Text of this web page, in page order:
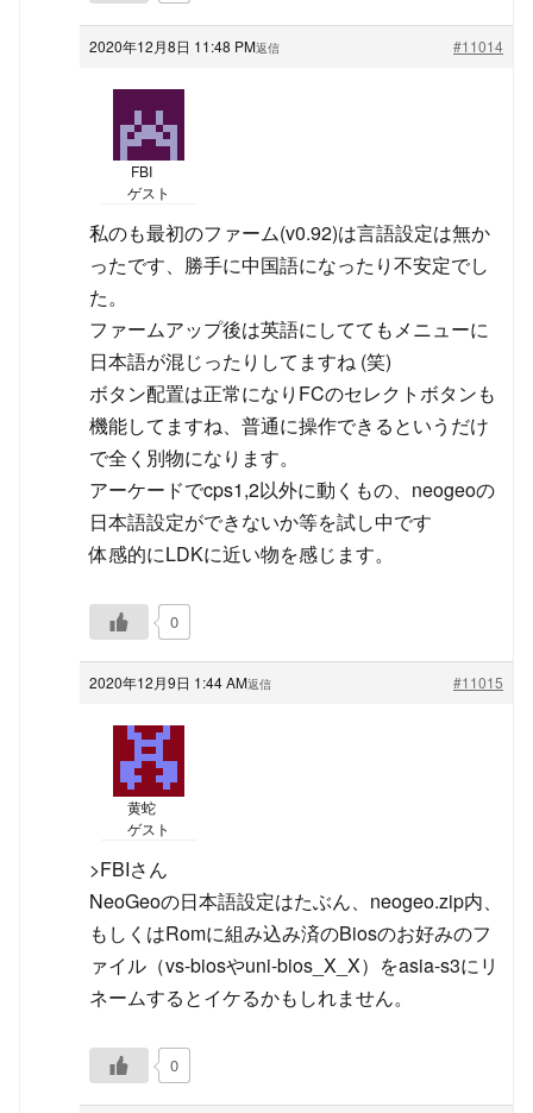
2020年12月8日 11:48 PM #11014
返信
FBI
ゲスト
私のも最初のファーム(v0.92)は言語設定は無か
ったです、勝手に中国語になったり不安定でし
た。
ファームアップ後は英語にしててもメニューに
日本語が混じったりしてますね (笑)
ボタン配置は正常になりFCのセレクトボタンも
機能してますね、普通に操作できるというだけ
で全く別物になります。
アーケードでcps1,2以外に動くもの、neogeoの
日本語設定ができないか等を試し中です
体感的にLDKに近い物を感じます。
0
2020年12月9日 1:44 AM #11015
返信
黄蛇
ゲスト
>FBIさん
NeoGeoの日本語設定はたぶん、neogeo.zip内、
もしくはRomに組み込み済のBiosのお好みのフ
ァイル（vs-biosやuni-bios_X_X）をasia-s3にリ
ネームするとイケるかもしれません。
0